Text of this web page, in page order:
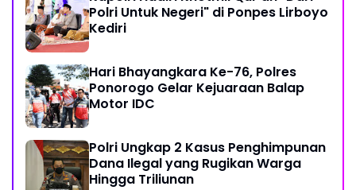
Polri Untuk Negeri" di Ponpes Lirboyo
Kediri
Hari Bhayangkara Ke-76, Polres
Ponorogo Gelar Kejuaraan Balap
Motor IDC
Polri Ungkap 2 Kasus Penghimpunan
Dana Ilegal yang Rugikan Warga
Hingga Triliunan